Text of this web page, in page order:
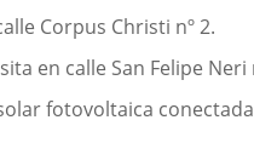
Corpus Christi nº 2.
en calle San Felipe Neri
fotovoltaica